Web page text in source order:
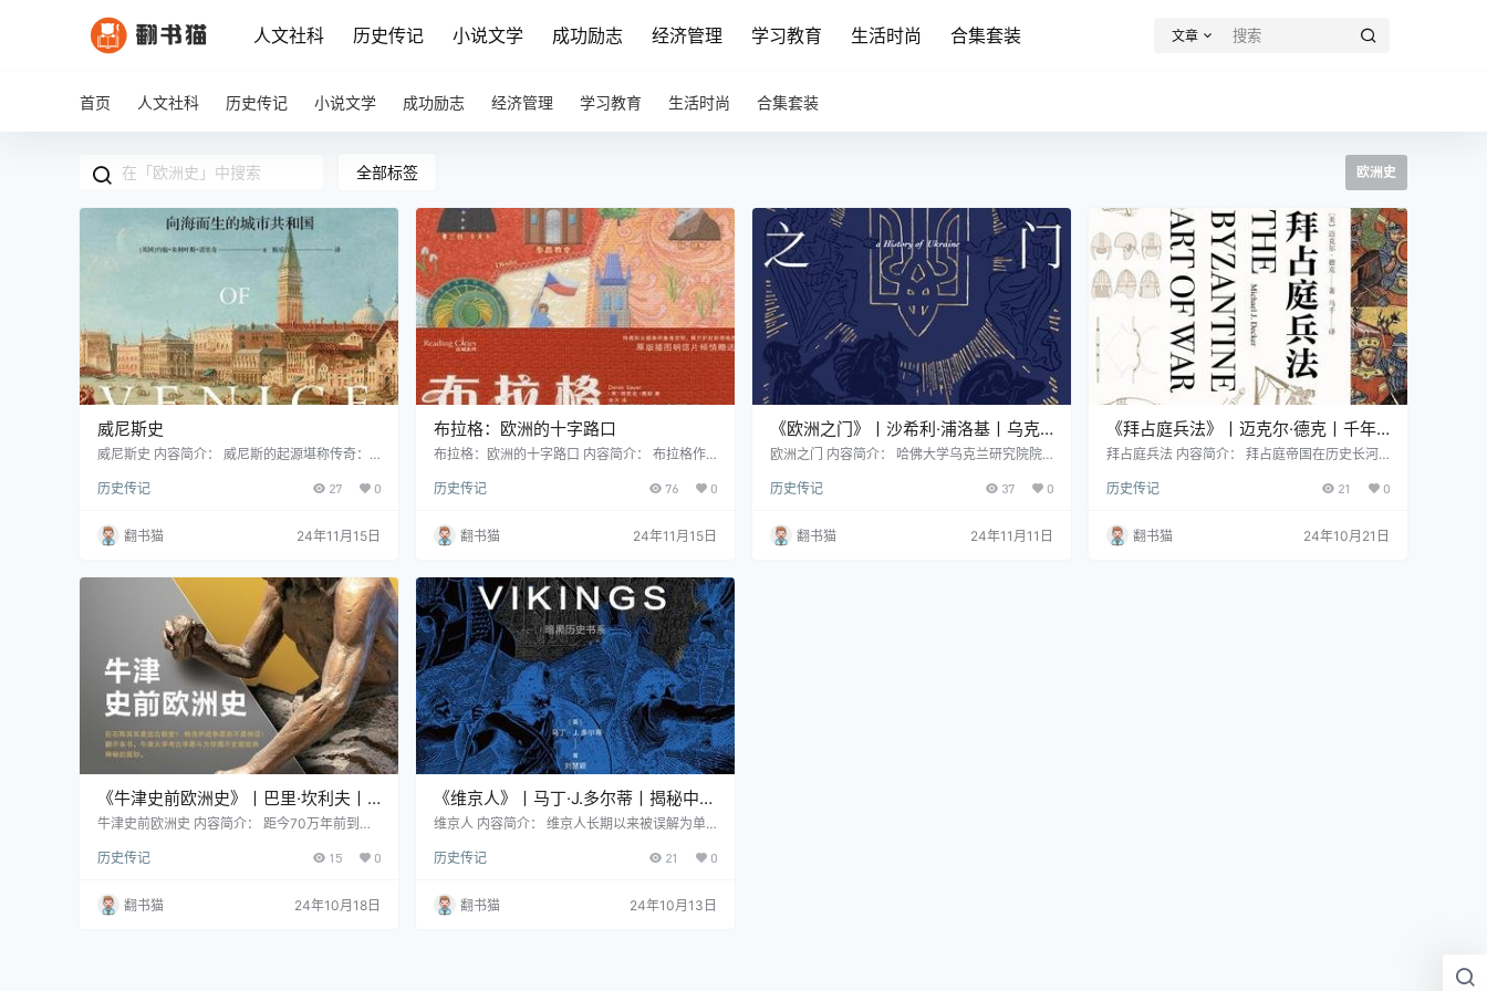
人文社科 历史传记 小说文学 成功励志 经济管理 学习教育 生活时尚 合集套装 文章
首页 人文社科 历史传记 小说文学 成功励志 经济管理 学习教育 生活时尚 合集套装
全部标签 欧洲史
威尼斯史
威尼斯史 内容简介： 威尼斯的起源堪称传奇：
立的避难所，却逐渐发展成为横跨东西方的商业
置成为连接东西方的重要枢纽。 作为一个存续千
年的共和国，威尼斯创造了令人惊叹的政治奇
保了政权的稳定，还支撑起庞大的商业帝国。这
个弹丸之地甚至有能力在东西罗马两大帝国之间
游刃有余，并在相当长…
历史传记 27 0
翻书猫 24年11月15日
布拉格：欧洲的十字路口
布拉格：欧洲的十字路口 内容简介： 布拉格作
潮的交汇之地。德里克·塞耶以其加拿大皇家学会
伏的历史画卷。 这座"欧洲最美首都"的建筑风格
见证了欧洲艺术史的演进：从早期的罗马式圆形
洛克教堂，再到新艺术运动时期的咖啡馆和立体
主义风格的现代…
历史传记 76 0
翻书猫 24年11月15日
《欧洲之门》丨沙希利·浦洛基丨乌克
兰两千年文明交汇史，理解当代东西方
欧洲之门 内容简介： 哈佛大学乌克兰研究院院
欧亚文明的十字路口。这片位于欧亚大草原西缘
汇的关键节点。 《欧洲之门》作者追溯了从古希
腊史学家希罗多德时代至今的两千余年历史，展
历史传记 37 0
翻书猫 24年11月11日
《拜占庭兵法》丨迈克尔·德克丨千年
帝国的生存之道
拜占庭兵法 内容简介： 拜占庭帝国在历史长河
跨越了古典时代和中世纪。这个帝国的核心——
两大洲，既享受着商路带来的巨大财富，又面临
着四面楚歌的战争威胁。对于这个中世纪的罗马
历史传记 21 0
翻书猫 24年10月21日
《牛津史前欧洲史》丨巴里·坎利夫丨
从巨石阵到特洛伊战争的考古探索
牛津史前欧洲史 内容简介： 距今70万年前到公
育期，留下了诸多未解之谜。英国牛津大学欧洲
为读者揭开这段神秘历史的面纱。本书探讨了诸
如英国巨石阵的建造目的、西班牙山洞岩画的寓
历史传记 15 0
翻书猫 24年10月18日
《维京人》丨马丁·J.多尔蒂丨揭秘中世
纪北欧的文明与冒险
维京人 内容简介： 维京人长期以来被误解为单
书为我们呈现了一个更为丰富和复杂的历史图
他们的社会远比我们想象的要文明和有序。 事实
上，维京人来自一个具有成熟法律体系的社会。
历史传记 21 0
翻书猫 24年10月13日